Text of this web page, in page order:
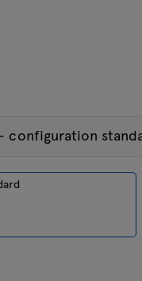
configuration